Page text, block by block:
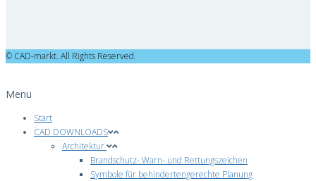
© CAD-markt. All Rights Reserved.
Menü
Start
CAD DOWNLOADS
Architektur
Brandschutz- Warn- und Rettungszeichen
Symbole für behindertengerechte Planung